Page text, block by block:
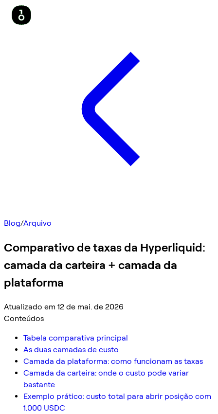
Blog/Arquivo
Comparativo de taxas da Hyperliquid:
camada da carteira + camada da
plataforma
Atualizado em 12 de mai. de 2026
Conteúdos
Tabela comparativa principal
As duas camadas de custo
Camada da plataforma: como funcionam as taxas
Camada da carteira: onde o custo pode variar
bastante
Exemplo prático: custo total para abrir posição com
1.000 USDC